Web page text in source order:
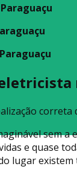
correta
sem a
e quase
lugar